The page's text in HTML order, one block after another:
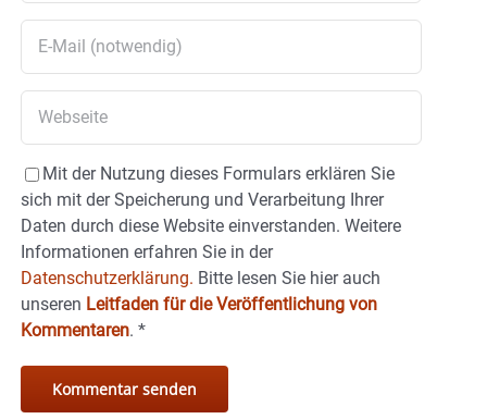
Mit der Nutzung dieses Formulars erklären Sie
sich mit der Speicherung und Verarbeitung Ihrer
Daten durch diese Website einverstanden. Weitere
Informationen erfahren Sie in der
Datenschutzerklärung. Bitte lesen Sie hier auch
unseren Leitfaden für die Veröffentlichung von
Kommentaren. *